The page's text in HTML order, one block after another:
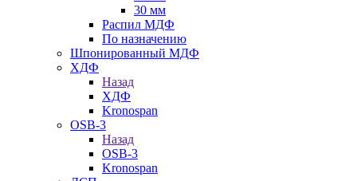
30 мм
Распил МДФ
По назначению
Шпонированный МДФ
ХДФ
Назад
ХДФ
Kronospan
OSB-3
Назад
OSB-3
Kronospan